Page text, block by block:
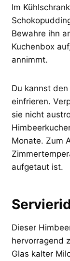
Im
Bewahre ihn
Kuchenbox
annimmt.
Du kannst
einfrieren.
sie nicht
Monate. Zum
aufgetaut ist.
Dieser
hervorragend
Glas kalter